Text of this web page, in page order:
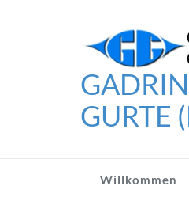
GURTE
Willkommen